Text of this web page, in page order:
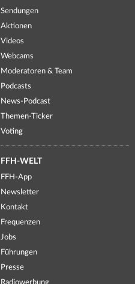
Sendungen
Aktionen
Videos
Webcams
Moderatoren & Team
Podcasts
News-Podcast
Themen-Ticker
Voting
FFH-WELT
FFH-App
Newsletter
Kontakt
Frequenzen
Jobs
Führungen
Presse
Radiowerbung